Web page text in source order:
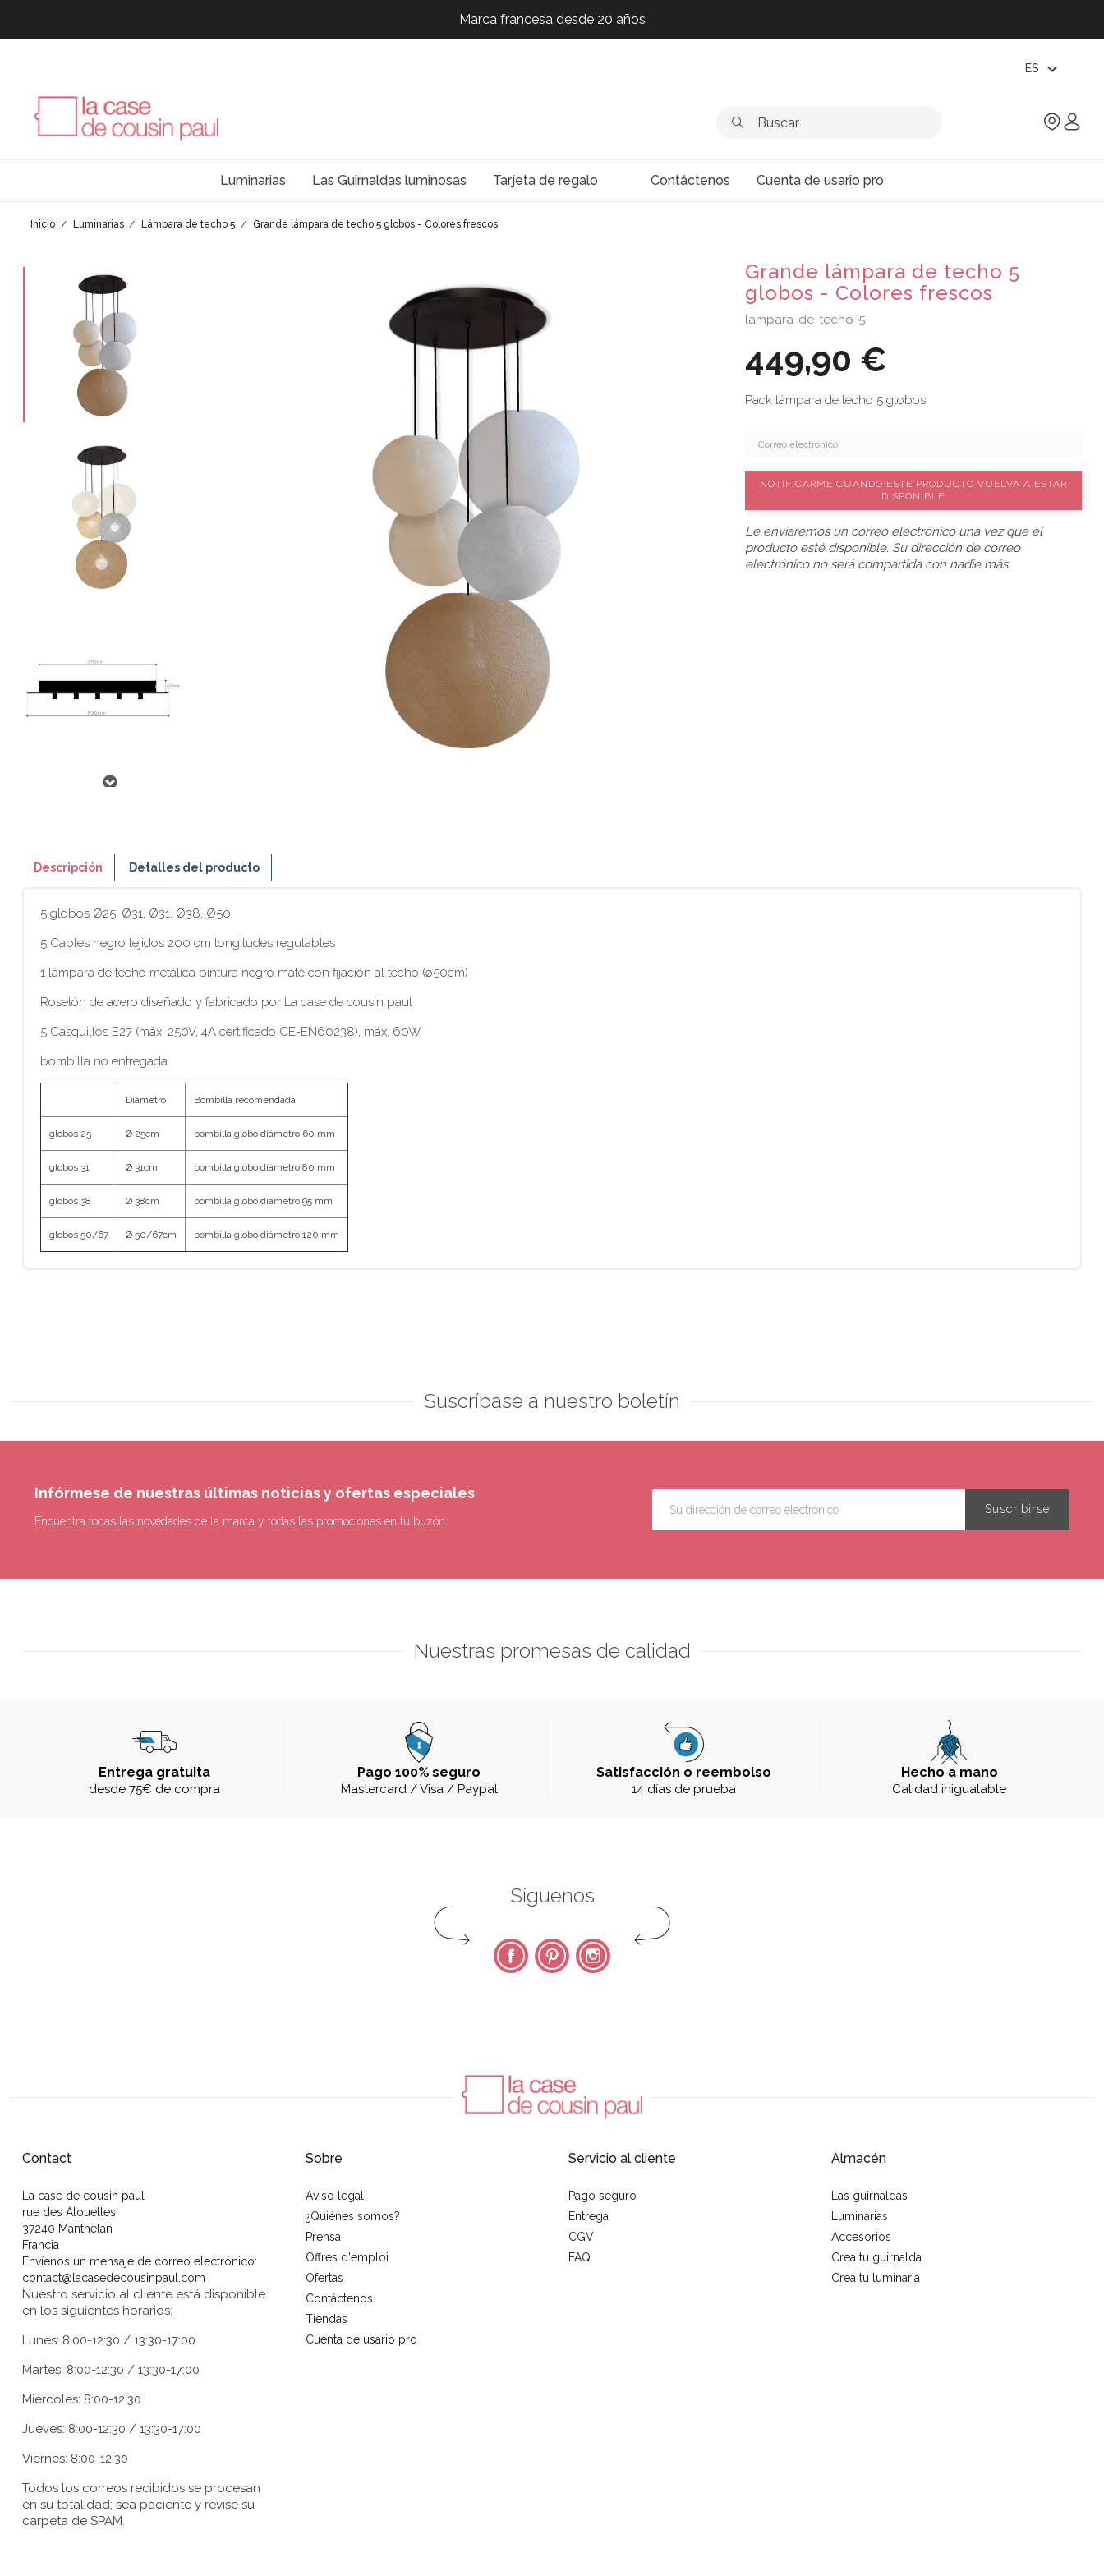
Marca francesa desde 20 años
Marca francesa desde 20 años
ES expand_more
Luminarias Las Guirnaldas luminosas Tarjeta de regalo Contáctenos Cuenta de usario pro
Inicio Luminarias Lámpara de techo 5 Grande lámpara de techo 5 globos - Colores frescos
Grande lámpara de techo 5
globos - Colores frescos
lampara-de-techo-5
449,90 €
Pack lámpara de techo 5 globos
NOTIFICARME CUANDO ESTE PRODUCTO VUELVA A ESTAR
DISPONIBLE
Le enviaremos un correo electrónico una vez que el
producto esté disponible. Su dirección de correo
electrónico no será compartida con nadie más.
Descripción Detalles del producto
5 globos Ø25, Ø31, Ø31, Ø38, Ø50
5 Cables negro tejidos 200 cm longitudes regulables
1 lámpara de techo metálica pintura negro mate con fijación al techo (ø50cm)
Rosetón de acero diseñado y fabricado por La case de cousin paul
5 Casquillos E27 (máx. 250V, 4A certificado CE-EN60238), máx. 60W
bombilla no entregada
Diámetro Bombilla recomendada
globos 25 Ø 25cm bombilla globo diámetro 60 mm
globos 31 Ø 31cm bombilla globo diámetro 80 mm
globos 38 Ø 38cm bombilla globo diámetro 95 mm
globos 50/67 Ø 50/67cm bombilla globo diámetro 120 mm
Suscríbase a nuestro boletín
Infórmese de nuestras últimas noticias y ofertas especiales
Encuentra todas las novedades de la marca y todas las promociones en tu buzón.
Nuestras promesas de calidad
Entrega gratuita
desde 75€ de compra
Pago 100% seguro
Mastercard / Visa / Paypal
Satisfacción o reembolso
14 días de prueba
Hecho a mano
Calidad inigualable
Síguenos
FacebookPinterest Instagram
Contact
La case de cousin paul
rue des Alouettes
37240 Manthelan
Francia
Envíenos un mensaje de correo electrónico:
contact@lacasedecousinpaul.com
Nuestro servicio al cliente está disponible
en los siguientes horarios:
Lunes: 8:00-12:30 / 13:30-17:00
Martes: 8:00-12:30 / 13:30-17:00
Miércoles: 8:00-12:30
Jueves: 8:00-12:30 / 13:30-17:00
Viernes: 8:00-12:30
Todos los correos recibidos se procesan
en su totalidad; sea paciente y revise su
carpeta de SPAM.
Sobre
Aviso legal
¿Quiénes somos?
Prensa
Offres d'emploi
Ofertas
Contáctenos
Tiendas
Cuenta de usario pro
Servicio al cliente
Pago seguro
Entrega
CGV
FAQ
Almacén
Las guirnaldas
Luminarias
Accesorios
Crea tu guirnalda
Crea tu luminaria